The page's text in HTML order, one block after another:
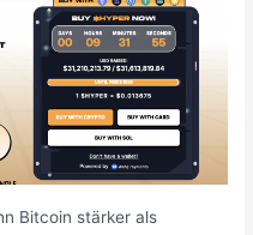
Bitcoin stärker als